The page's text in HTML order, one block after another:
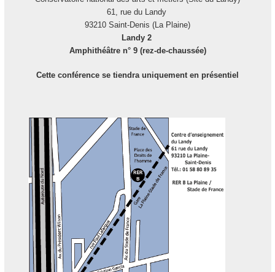
61, rue du Landy
93210 Saint-Denis (La Plaine)
Landy 2
Amphithéâtre n° 9 (rez-de-chaussée)
Cette conférence se tiendra uniquement en présentiel